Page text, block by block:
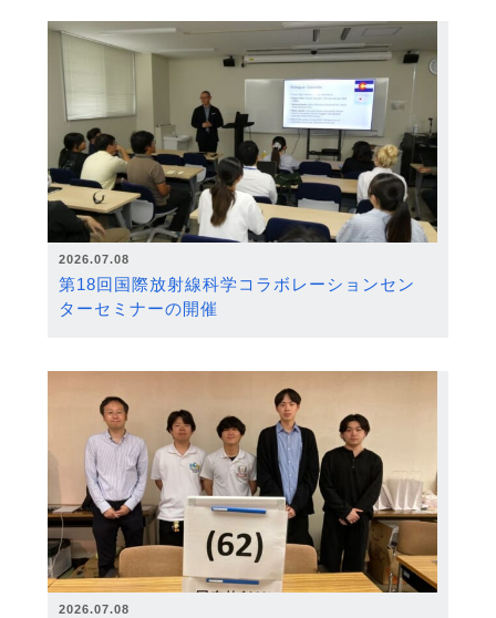
2026.07.08
第18回国際放射線科学コラボレーションセン
ターセミナーの開催
2026.07.08